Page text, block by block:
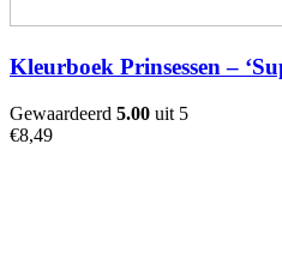
Kleurboek Prinsessen –
Gewaardeerd 5.00 uit 5
€8,49